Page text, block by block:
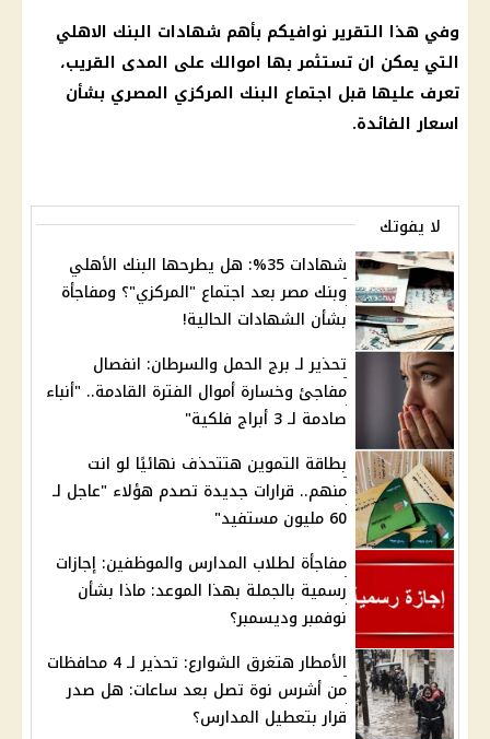
وفي هذا التقرير نوافيكم بأهم شهادات البنك الاهلي
التي يمكن ان تستثمر بها اموالك على المدى القريب،
تعرف عليها قبل اجتماع البنك المركزي المصري بشأن
اسعار الفائدة.
لا يفوتك
شهادات 35%: هل يطرحها البنك الأهلي
وبنك مصر بعد اجتماع "المركزي"؟ ومفاجأة
بشأن الشهادات الحالية!
تحذير لـ برج الحمل والسرطان: انفصال
مفاجئ وخسارة أموال الفترة القادمة.. "أنباء
صادمة لـ 3 أبراج فلكية"
بطاقة التموين هتتحذف نهائيًا لو انت
منهم.. قرارات جديدة تصدم هؤلاء "عاجل لـ
60 مليون مستفيد"
مفاجأة لطلاب المدارس والموظفين: إجازات
رسمية بالجملة بهذا الموعد: ماذا بشأن
نوفمبر وديسمبر؟
الأمطار هتغرق الشوارع: تحذير لـ 4 محافظات
من أشرس نوة تصل بعد ساعات: هل صدر
قرار بتعطيل المدارس؟